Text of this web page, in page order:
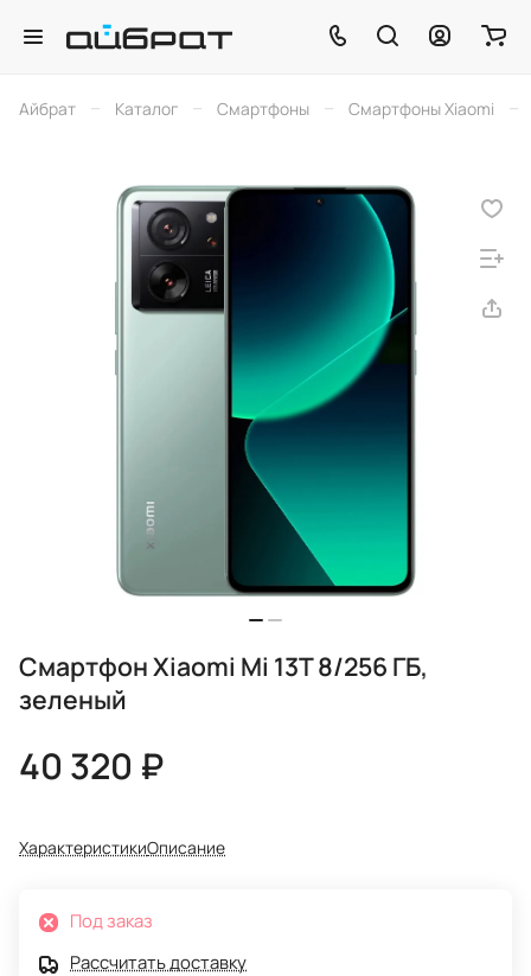
Айбрат – Каталог – Смартфоны – Смартфоны Xiaomi –
Смартфон Xiaomi Mi 13T 8/256 ГБ,
зеленый
40 320 ₽
ХарактеристикиОписание
Под заказ
Рассчитать доставку